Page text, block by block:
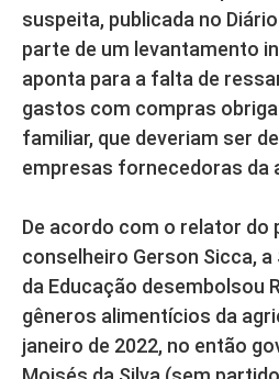
suspeita, publicada no
parte de um levantamento
aponta para a falta de
gastos com compras
familiar, que deveriam ser
empresas fornecedoras da
De acordo com o relator do
conselheiro Gerson Sicca,
da Educação desembolsou
gêneros alimentícios da
janeiro de 2022, no então